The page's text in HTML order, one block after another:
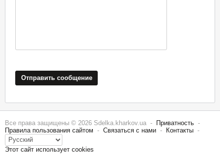
Отправить сообщение
Все права защищены © 2026 Sdelka.kharkov.ua - Приватность -
Правила пользования сайтом - Связаться с нами - Контакты -
Этот сайт использует cookies